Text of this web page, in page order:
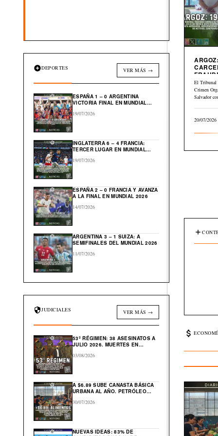
DEPORTES VER MÁS →
ESPAÑA 1 – 0 ARGENTINA
VICTORIA FINAL EN MUNDIAL
19/07/2026
INGLATERRA 6 – 4 FRANCIA:
TERCER LUGAR EN MUNDIAL
19/07/2026
ESPAÑA 2 – 0 FRANCIA Y AVANZA
A LA FINAL EN MUNDIAL 2026
14/07/2026
ARGENTINA 3 – 1 SUIZA: A
SEMIFINALES DEL MUNDIAL 2026
11/07/2026
JUDICIALES VER MÁS →
53º RÉGIMEN: 38 ASESINATOS A
JULIO 2026. MUERTES EN
03/08/2026
A $6.89 SUBE CANASTA BÁSICA
URBANA AL AÑO. PETRÓLEO
30/07/2026
NUEVAS IDEAS: 83% DE
El Tribunal
Crimen
Salvador
20/07/2026